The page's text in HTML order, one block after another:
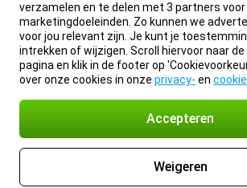
verzamelen en te delen met 3 partners voor
marketingdoeleinden. Zo kunnen we
voor jou relevant zijn. Je kunt je
intrekken of wijzigen. Scroll hiervoor naar
pagina en klik in de footer op
over onze cookies in onze privacy- en
Accepteren
Weigeren